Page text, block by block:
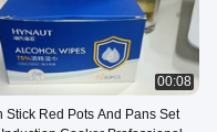
00:08
Stick Red Pots And Pans Set